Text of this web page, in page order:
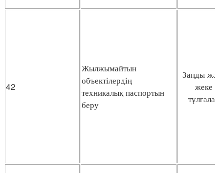
42
Жылжымайтын
объектілердің
техникалық паспортын
беру
Заңды
жеке
тұлғалар